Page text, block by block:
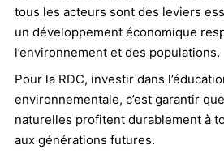
tous les acteurs sont des leviers
un développement économique
l’environnement et des populations.
Pour la RDC, investir dans
environnementale, c’est garantir
naturelles profitent durablement à
aux générations futures.